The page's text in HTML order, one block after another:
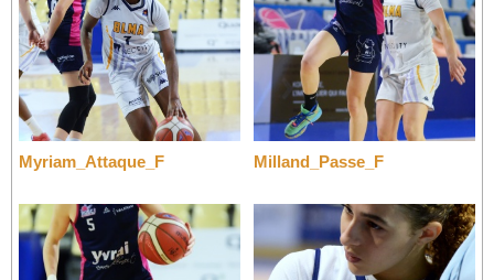
Myriam_Attaque_F Milland_Passe_F